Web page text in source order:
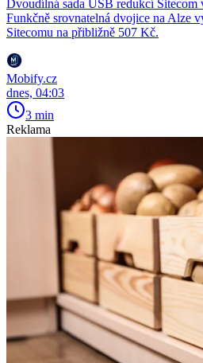
Dvoudílná sada USB redukcí
Funkčně srovnatelná dvojice na Alze
Sitecomu na přibližně 507 Kč.
Mobify.cz
dnes, 04:03
3 min
Reklama